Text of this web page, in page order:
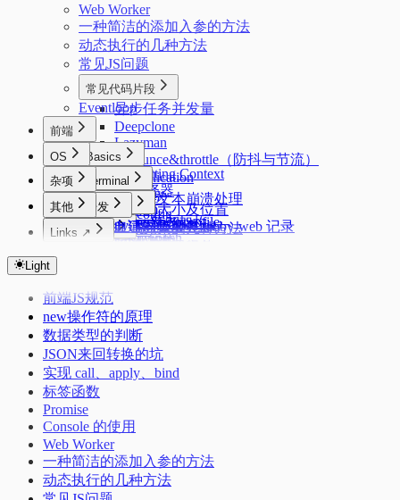
Web Worker
一种简洁的添加入参的方法
动态执行的几种方法
常见JS问题
常见代码片段
异步任务并发量
Deepclone
Lazyman
debounce&throttle（防抖与节流）
Deduplication
Flatarray
Getsum
Longest Substring
反转链表
Eventloop
前端
Basics
Formatting Context
css选择器
元素的大小及位置
隐藏元素的几种方法
Code
页面大文本崩溃处理
React
React 新老架构
Fiber 架构
Misc
客户端指纹
OS
Terminal
Starship
zsh config
zimfw
Windows
PowerShell profile
oh-my-posh
Extensions
Ventoy
Windows Subsystem for Linux 2 (WSL2)
Windows 11 IOT Enterprise LTSC
在独立恢复分区重建 Windows 恢复环境
Windows 配置命令快捷键
Linux
简单使用 nix 的包管理器
Linux 下的 Android
Dropbear
Swap
安卓优化
拨号快捷键
Adb
Kernelsu Overlayfs
Thanox 情景模式
Other
IPv6 设置
PVE CPU 省电配置
杂项
开发
uv
conda
acme.sh 证书管理
Nginx 反向代理
其他
tabby 自建同步服务 tabby-web 记录
浏览器优化
科学上网
MosDNS 屏蔽国内常见的 PCDN
Links ↗
Markdown Editor
Regex Tester
Light
前端JS规范
new操作符的原理
数据类型的判断
JSON来回转换的坑
实现 call、apply、bind
标签函数
Promise
Console 的使用
Web Worker
一种简洁的添加入参的方法
动态执行的几种方法